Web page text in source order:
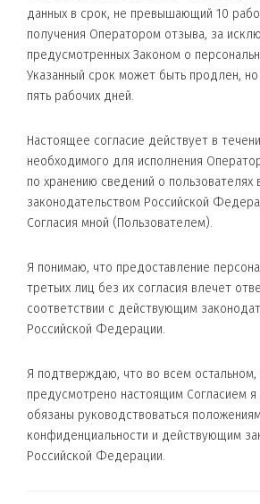
данных в срок, не превышающий 10
получения Оператором отзыва, за
предусмотренных Законом о
Указанный срок может быть продлен,
пять рабочих дней.
Настоящее согласие действует в
необходимого для исполнения
по хранению сведений о пользователях
законодательством Российской
Согласия мной (Пользователем).
Я понимаю, что предоставление
третьих лиц без их согласия влечет
соответствии с действующим
Российской Федерации.
Я подтверждаю, что во всем остальном,
предусмотрено настоящим Согласием
обязаны руководствоваться
конфиденциальности и действующим
Российской Федерации.